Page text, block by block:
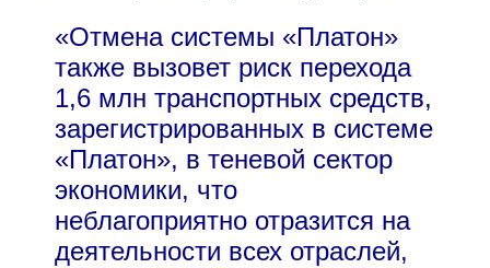
«Отмена системы «Платон»
также вызовет риск перехода
1,6 млн транспортных средств,
зарегистрированных в системе
«Платон», в теневой сектор
экономики, что
неблагоприятно отразится на
деятельности всех отраслей,